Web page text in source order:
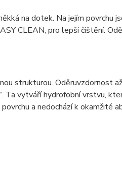
na dotek. Na jejím povrchu
CLEAN, pro lepší čištění.
strukturou. Oděruvzdornost
Ta vytváří hydrofobní vrstvu,
a nedochází k okamžité